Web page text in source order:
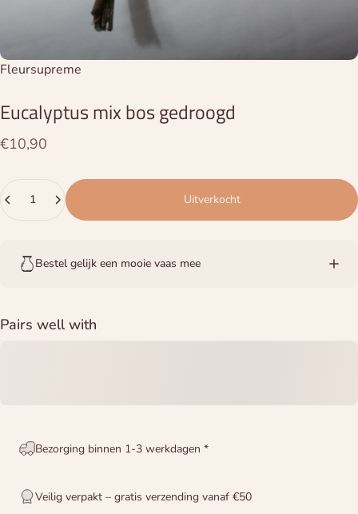
Leverancier:
Fleursupreme
Eucalyptusmixbosgedroogd
€10,90
Uitverkocht
Bestel gelijk een mooie vaas mee
Pairs well with
Bezorging binnen 1-3 werkdagen *
Veilig verpakt – gratis verzending vanaf €50